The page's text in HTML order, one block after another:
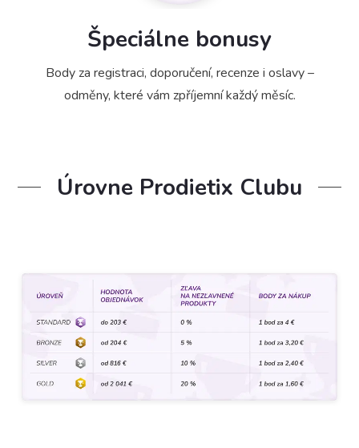
Špeciálne bonusy
Body za registraci, doporučení, recenze i oslavy –
odměny, které vám zpříjemní každý měsíc.
Úrovne Prodietix Clubu